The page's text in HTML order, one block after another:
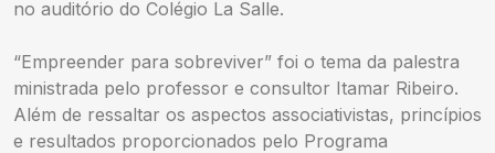
no auditório do Colégio La Salle.
“Empreender para sobreviver” foi o tema da palestra
ministrada pelo professor e consultor Itamar Ribeiro.
Além de ressaltar os aspectos associativistas, princípios
e resultados proporcionados pelo Programa